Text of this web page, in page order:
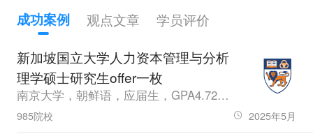
成功案例 观点文章
学员评价
新加坡国立大学人力资本管理与分析
理学硕士研究生offer一枚
南京大学，朝鲜语，应届生，GPA4.72，雅思7.0
985院校 2025年5月